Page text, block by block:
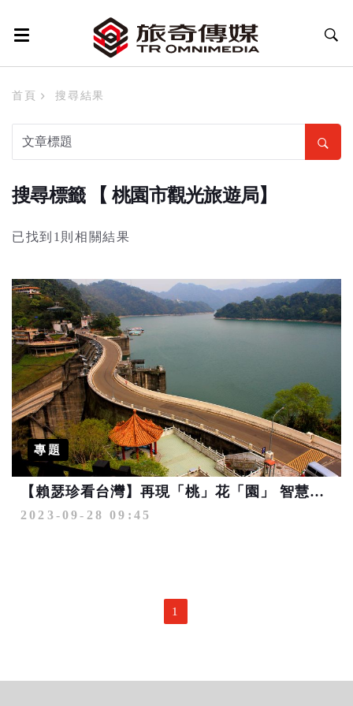
首頁 搜尋結果
搜尋標籤 【 桃園市觀光旅遊局】
已找到1則相關結果
專題
【賴瑟珍看台灣】再現「桃」花「園」 智慧、友善、永續成為桃園遞給國際的名片
2023-09-28 09:45
1